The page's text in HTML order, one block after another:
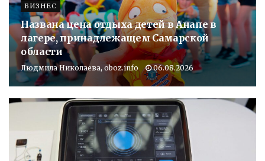
БИЗНЕС
Названа цена отдыха детей в Анапе в
лагере, принадлежащем Самарской
области
Людмила Николаева, oboz.info 06.08.2026